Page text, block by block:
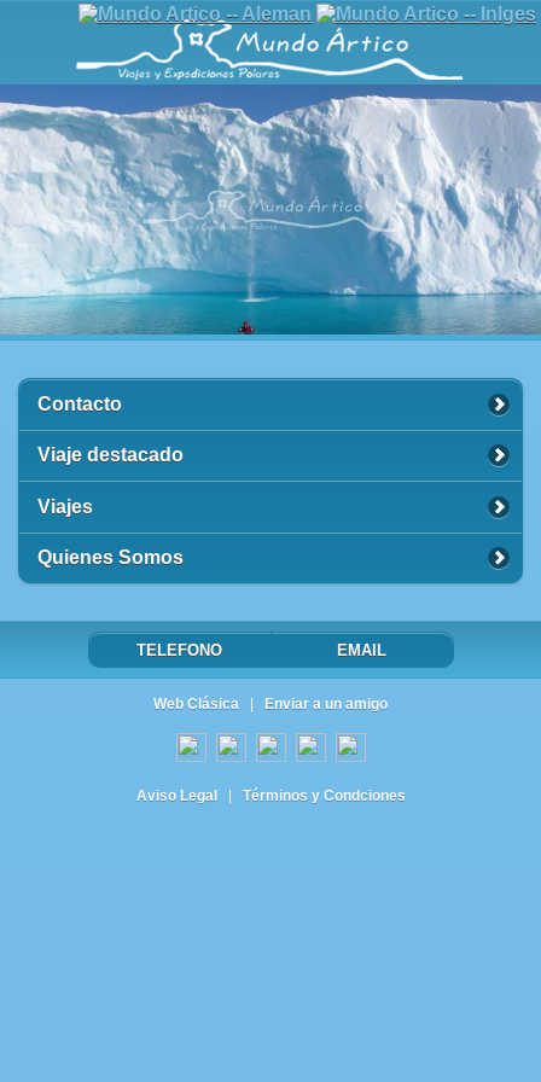
Contacto
Viaje destacado
Viajes
Quienes Somos
TELEFONO EMAIL
Web Clásica Enviar a un amigo
Aviso Legal Términos y Condciones